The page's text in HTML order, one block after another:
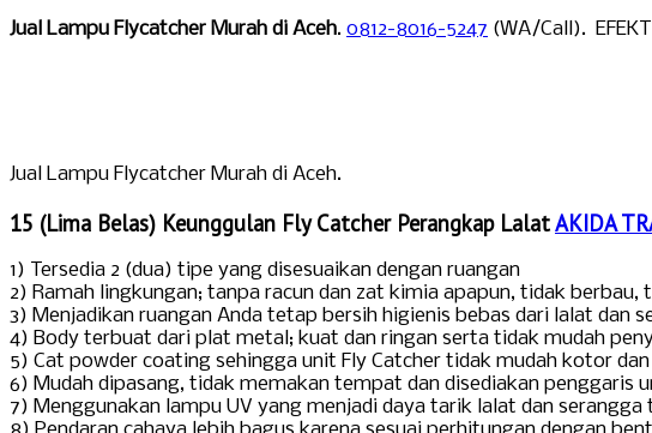
Jual Lampu Flycatcher Murah di Aceh. 0812-8016-5247 (WA/Call).
Jual Lampu Flycatcher Murah di Aceh.
15 (Lima Belas) Keunggulan Fly Catcher Perangkap LalatAKIDA
1) Tersedia 2 (dua) tipe yang disesuaikan dengan ruangan
2) Ramah lingkungan; tanpa racun dan zat kimia apapun, tidak
3) Menjadikan ruangan Anda tetap bersih higienis bebas dari lalat dan
4) Body terbuat dari plat metal; kuat dan ringan serta tidak mudah
5) Cat powder coating sehingga unit Fly Catcher tidak mudah kotor
6) Mudah dipasang, tidak memakan tempat dan disediakan penggaris
7) Menggunakan lampu UV yang menjadi daya tarik lalat dan serangga